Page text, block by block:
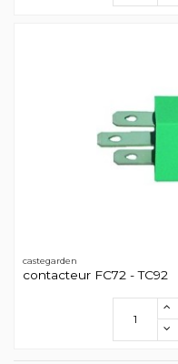
castegarden
contacteur FC72 - TC92